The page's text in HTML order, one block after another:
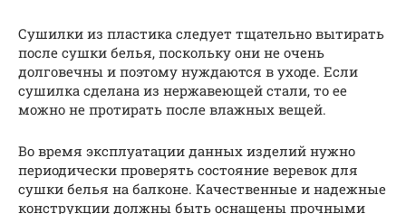
Сушилки из пластика следует тщательно вытирать
после сушки белья, поскольку они не очень
долговечны и поэтому нуждаются в уходе. Если
сушилка сделана из нержавеющей стали, то ее
можно не протирать после влажных вещей.
Во время эксплуатации данных изделий нужно
периодически проверять состояние веревок для
сушки белья на балконе. Качественные и надежные
конструкции должны быть оснащены прочными